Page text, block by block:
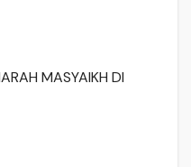
MASYAIKH DI